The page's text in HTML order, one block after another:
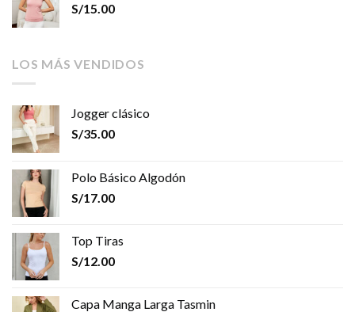
S/15.00
LOS MÁS VENDIDOS
Jogger clásico
S/35.00
Polo Básico Algodón
S/17.00
Top Tiras
S/12.00
Capa Manga Larga Tasmin